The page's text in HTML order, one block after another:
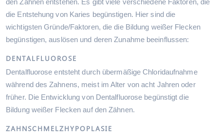
den Zähnen entstehen. Es gibt viele verschiedene Faktoren, die
die Entstehung von Karies begünstigen. Hier sind die
wichtigsten Gründe/Faktoren, die die Bildung weißer Flecken
begünstigen, auslösen und deren Zunahme beeinflussen:
DENTALFLUOROSE
Dentalfluorose entsteht durch übermäßige Chloridaufnahme
während des Zahnens, meist im Alter von acht Jahren oder
früher. Die Entwicklung von Dentalfluorose begünstigt die
Bildung weißer Flecken auf den Zähnen.
ZAHNSCHMELZHYPOPLASIE